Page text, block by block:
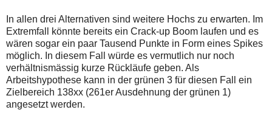
elliottwellen@online.de.
Bis
zur
Lösung
des
Problems
sind
die
Post
auch
auf
In allen drei Alternativen sind weitere Hochs zu erwarten. Im
Extremfall könnte bereits ein Crack-up Boom laufen und es
wären sogar ein paar Tausend Punkte in Form eines Spikes
möglich. In diesem Fall würde es vermutlich nur noch
verhältnismässig kurze Rückläufe geben. Als
Arbeitshypothese kann in der grünen 3 für diesen Fall ein
Zielbereich 138xx (261er Ausdehnung der grünen 1)
angesetzt werden.